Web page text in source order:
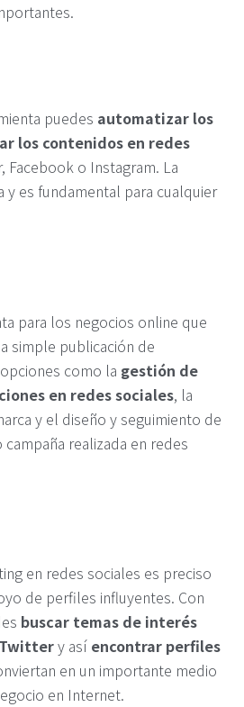
puedes automatizar los
los contenidos en redes
Facebook o Instagram. La
y es fundamental para cualquier
para los negocios online que
simple publicación de
como la gestión de
en redes sociales, la
y el diseño y seguimiento de
realizada en redes
en redes sociales es preciso
de perfiles influyentes. Con
buscar temas de interés
y así encontrar perfiles
en un importante medio
en Internet.